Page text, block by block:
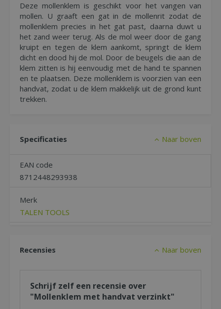
Deze mollenklem is geschikt voor het vangen van
mollen. U graaft een gat in de mollenrit zodat de
mollenklem precies in het gat past, daarna duwt u
het zand weer terug. Als de mol weer door de gang
kruipt en tegen de klem aankomt, springt de klem
dicht en dood hij de mol. Door de beugels die aan de
klem zitten is hij eenvoudig met de hand te spannen
en te plaatsen. Deze mollenklem is voorzien van een
handvat, zodat u de klem makkelijk uit de grond kunt
trekken.
Specificaties Naar boven
EAN code
8712448293938
Merk
TALEN TOOLS
Recensies Naar boven
Schrijf zelf een recensie over
"Mollenklem met handvat verzinkt"